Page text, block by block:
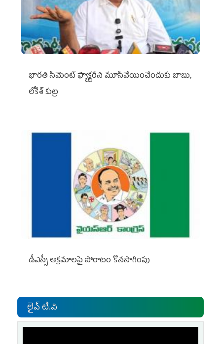
భారతి సిమెంట్ ఫ్యాక్టరీని మూసివేయించేందుకు బాబు,
లోకేశ్ కుట్ర
డీఎస్సీ అక్రమాలపై పోరాటం కొనసాగింపు
లైవ్ టి.వి